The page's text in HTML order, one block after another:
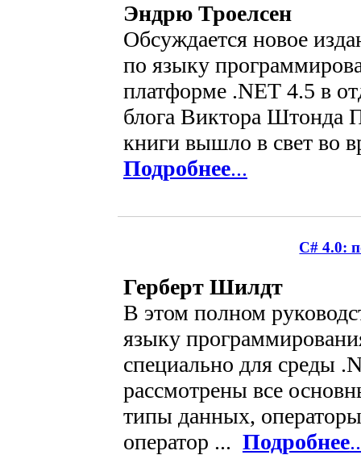
Эндрю Троелсен
Обсуждается новое
по языку
платформе .NET 4.5 в
блога Виктора Штонда
книги вышло в свет во
Подробнее...
C# 4.0:
Герберт Шилдт
В этом полном
языку
специально для среды
рассмотрены все
типы данных,
оператор ... Подробнее